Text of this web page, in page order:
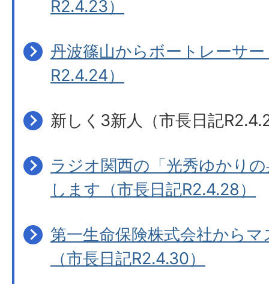
R2.4.23）
丹波篠山からボートレーサ
R2.4.24）
新しく3新人（市長日記
ラジオ関西の「光秀ゆかり
します（市長日記R2.4.28）
第一生命保険株式会社から
（市長日記R2.4.30）